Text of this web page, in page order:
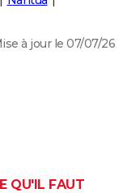
à jour le 07/07/26
QU'IL FAUT